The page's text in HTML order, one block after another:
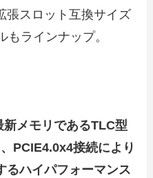
張スロット互換サイズ
ラインナップ。
メモリであるTLC型
PCIE4.0x4接続により
るハイパフォーマンス